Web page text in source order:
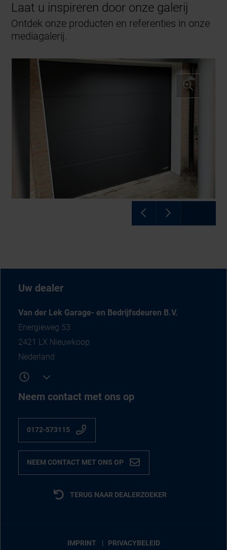
Laat u inspireren door onze galerij
Ontdek onze producten en referenties in onze
mediagalerij.
Uw dealer
Van der Lek Garage- en Bedrijfsdeuren B.V.
Energieweg 53
2421 LX Nieuwkoop
Nederland
Neem contact met ons op
0172-573115
NEEM CONTACT MET ONS OP
TERUG NAAR DEALERZOEKER
IMPRINT PRIVACYBELEID